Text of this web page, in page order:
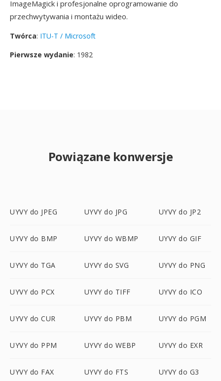
ImageMagick i profesjonalne oprogramowanie do
przechwytywania i montażu wideo.
Twórca: ITU-T / Microsoft
Pierwsze wydanie: 1982
Powiązane konwersje
UYVY do JPEG UYVY do JPG UYVY do JP2
UYVY do BMP UYVY do WBMP UYVY do GIF
UYVY do TGA UYVY do SVG UYVY do PNG
UYVY do PCX UYVY do TIFF UYVY do ICO
UYVY do CUR UYVY do PBM UYVY do PGM
UYVY do PPM UYVY do WEBP UYVY do EXR
UYVY do FAX UYVY do FTS UYVY do G3